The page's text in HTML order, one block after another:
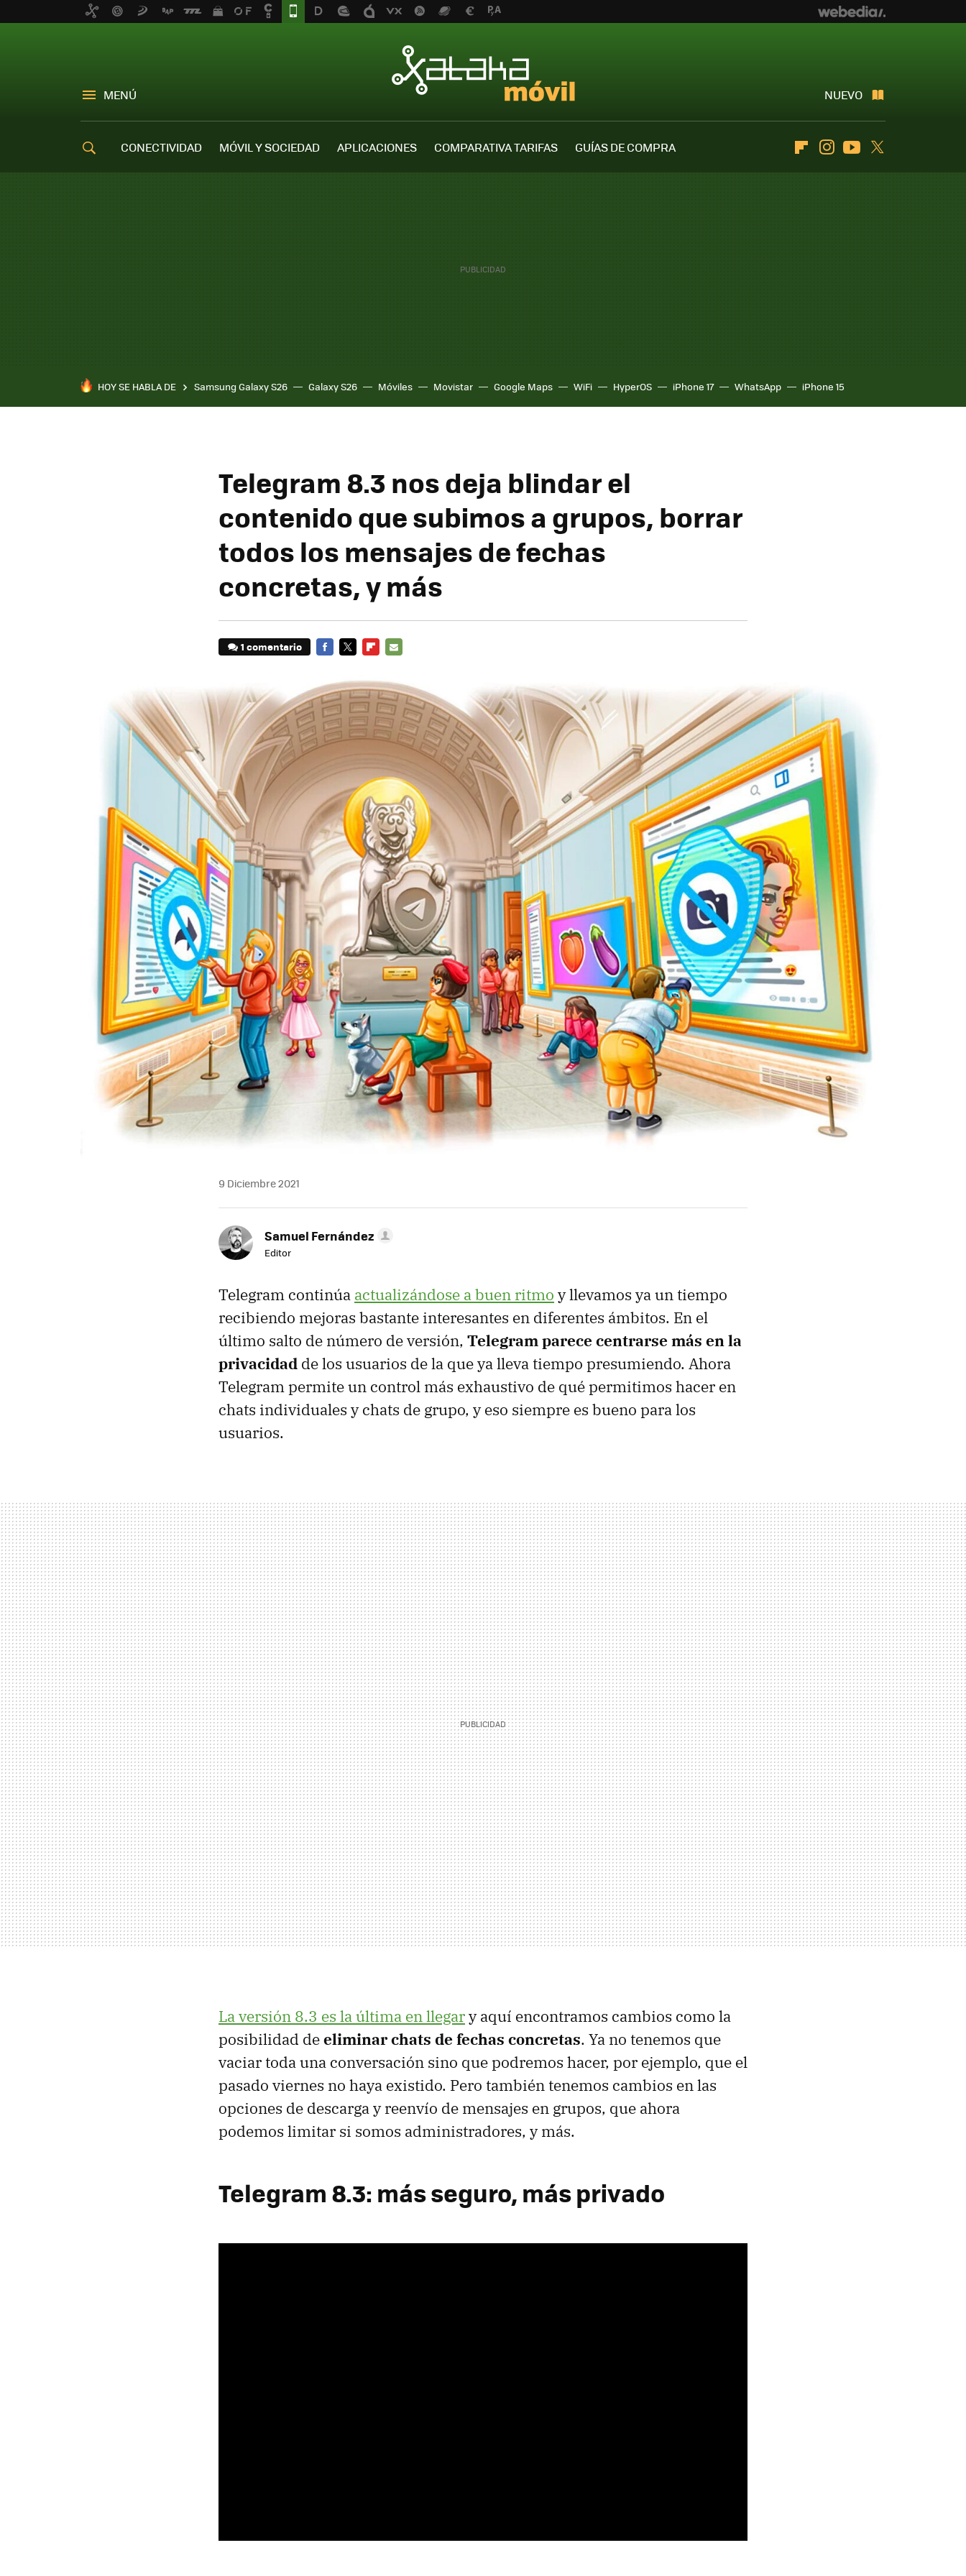
MENÚ NUEVO
CONECTIVIDAD MÓVIL Y SOCIEDAD APLICACIONES COMPARATIVA TARIFAS
GUÍAS DE COMPRA
FlipboardInstagramYoutube
HOY SE HABLA DE Samsung Galaxy S26 Galaxy S26 Móviles Movistar Google Maps WiFi HyperOS iPhone 17 WhatsApp iPhone 15
Telegram 8.3 nos deja blindar el
contenido que subimos a grupos, borrar
todos los mensajes de fechas
concretas, y más
1 comentario
MAIL
9 Diciembre 2021
Samuel Fernández
Editor
Telegram continúa actualizándose a buen ritmo y llevamos ya un tiempo
recibiendo mejoras bastante interesantes en diferentes ámbitos. En el
último salto de número de versión, Telegram parece centrarse más en la
privacidad de los usuarios de la que ya lleva tiempo presumiendo. Ahora
Telegram permite un control más exhaustivo de qué permitimos hacer en
chats individuales y chats de grupo, y eso siempre es bueno para los
usuarios.
La versión 8.3 es la última en llegary aquí encontramos cambios como la
posibilidad deeliminar chats de fechas concretas. Ya no tenemos que
vaciar toda una conversación sino que podremos hacer, por ejemplo, que el
pasado viernes no haya existido. Pero también tenemos cambios en las
opciones de descarga y reenvío de mensajes en grupos, que ahora
podemos limitar si somos administradores, y más.
Telegram 8.3: más seguro, más privado